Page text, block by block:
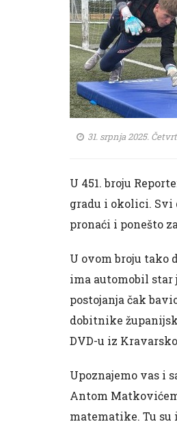
31. srpnja 2025.
U 451. broju
gradu i okolici. Svi
pronaći i ponešto
U ovom broju tako
ima automobil star
postojanja čak
dobitnike
DVD-u iz
Upoznajemo vas i
Antom
matematike. Tu su